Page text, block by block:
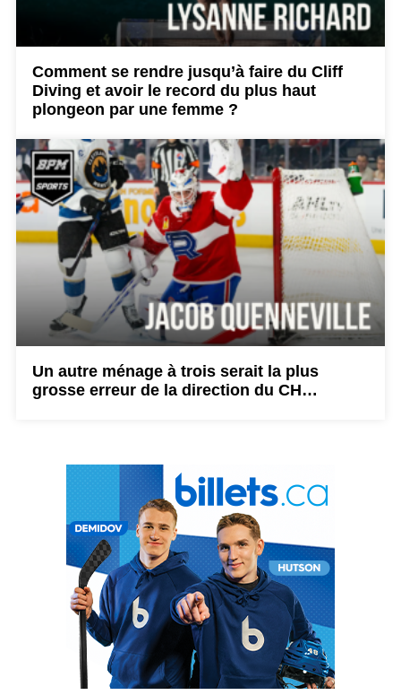
Comment se rendre jusqu’à faire du Cliff
Diving et avoir le record du plus haut
plongeon par une femme ?
Un autre ménage à trois serait la plus
grosse erreur de la direction du CH…